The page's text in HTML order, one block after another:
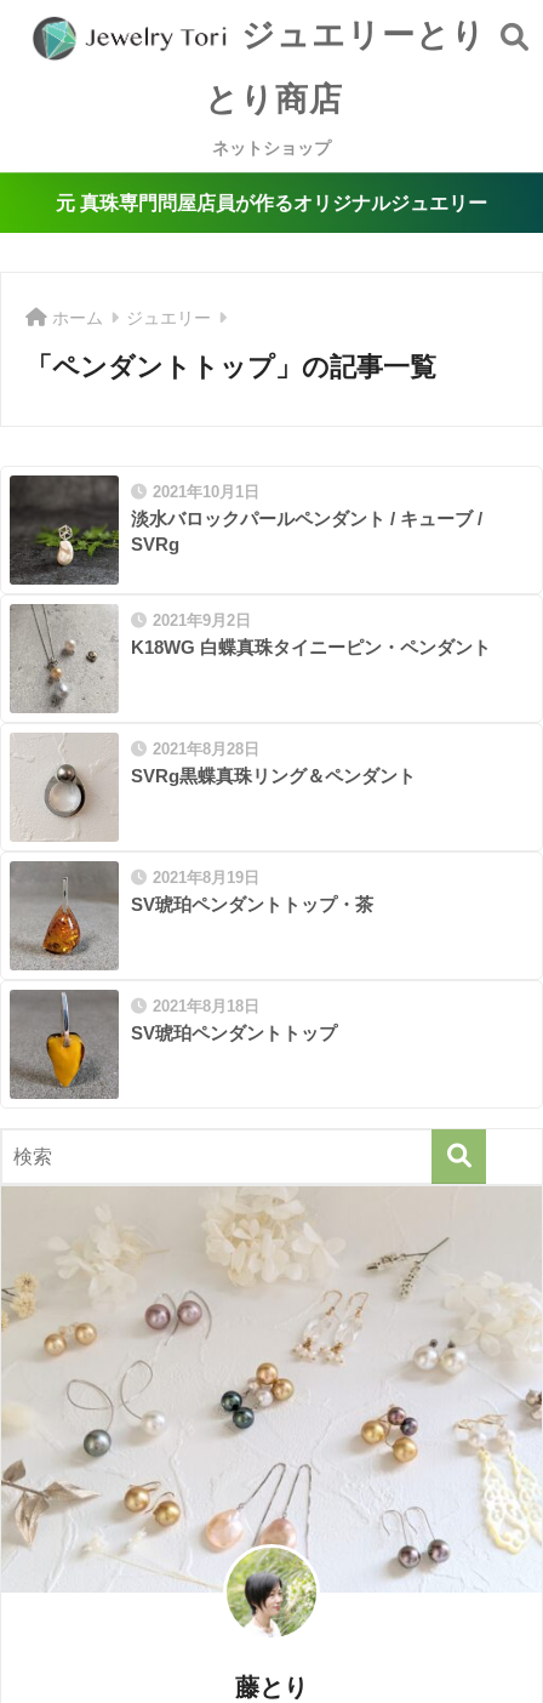
ジュエリーとり
とり商店
ネットショップ
元 真珠専門問屋店員が作るオリジナルジュエリー
ホーム ジュエリー
「ペンダントトップ」の記事一覧
2021年10月1日
淡水バロックパールペンダント / キューブ /
SVRg
2021年9月2日
K18WG 白蝶真珠タイニーピン・ペンダント
2021年8月28日
SVRg黒蝶真珠リング＆ペンダント
2021年8月19日
SV琥珀ペンダントトップ・茶
2021年8月18日
SV琥珀ペンダントトップ
藤とり